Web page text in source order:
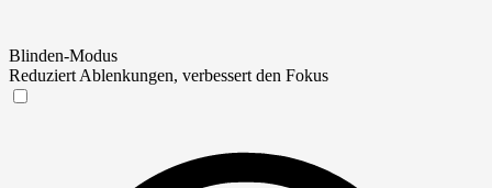
Blinden-Modus
Reduziert Ablenkungen, verbessert den Fokus